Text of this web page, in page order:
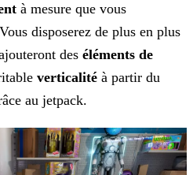
à mesure que vous
disposerez de plus en plus
des éléments de
verticalité à partir du
au jetpack.